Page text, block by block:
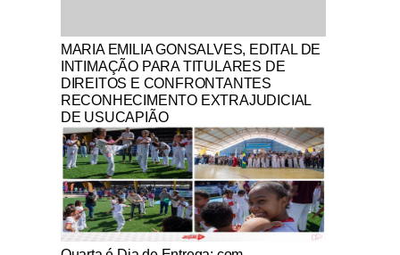
Notícias Católicas
MARIA EMILIA GONSALVES, EDITAL DE
INTIMAÇÃO PARA TITULARES DE
DIREITOS E CONFRONTANTES
RECONHECIMENTO EXTRAJUDICIAL
DE USUCAPIÃO
Notícias Católicas